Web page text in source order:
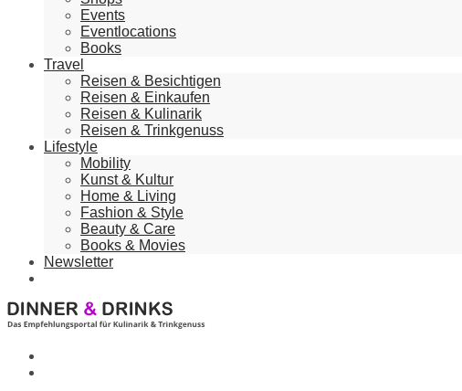
Events
Eventlocations
Books
Travel
Reisen & Besichtigen
Reisen & Einkaufen
Reisen & Kulinarik
Reisen & Trinkgenuss
Lifestyle
Mobility
Kunst & Kultur
Home & Living
Fashion & Style
Beauty & Care
Books & Movies
Newsletter